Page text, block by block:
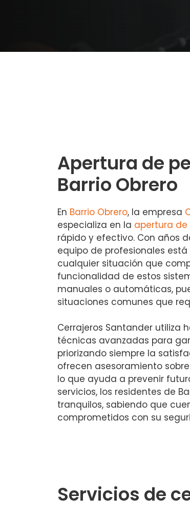
Apertura de
Barrio Obrero
En Barrio Obrero, la empresa
especializa en la apertura de
rápido y efectivo. Con años
equipo de profesionales
cualquier situación que
funcionalidad de estos
manuales o automáticas,
situaciones comunes que
Cerrajeros Santander utiliza
técnicas avanzadas para
priorizando siempre la
ofrecen asesoramiento
lo que ayuda a prevenir
servicios, los residentes de
tranquilos, sabiendo que
comprometidos con su
Servicios de